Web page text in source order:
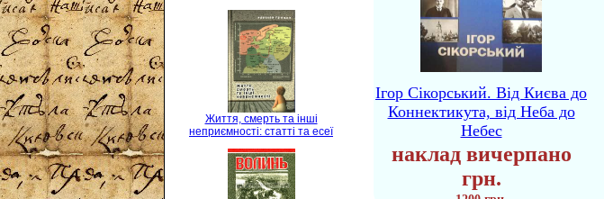
Життя, смерть та інші
неприємності: статті та есеї
Ігор Сікорський. Від Києва до
Коннектикута, від Неба до
Небес
наклад вичерпано
грн.